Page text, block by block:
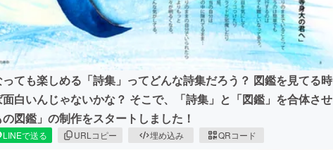
ても楽しめる「詩集」ってどんな詩集だろう？ 図鑑を見てる時
白いんじゃないかな？ そこで、「詩集」と「図鑑」を合体させ
図鑑」の制作をスタートしました！
LINEで送る URLコピー 埋め込み QRコード